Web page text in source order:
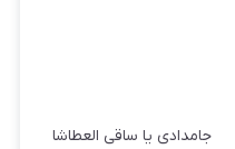
جامدادی یا ساقی العطاشا